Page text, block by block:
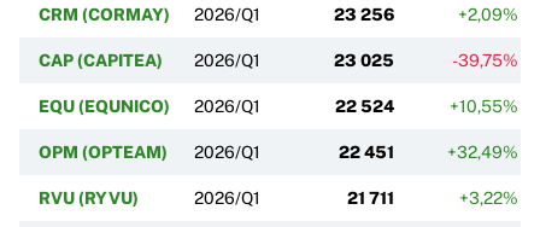
CRM (CORMAY) 2026/Q1 23 256 +2,09%
CAP (CAPITEA) 2026/Q1 23 025 -39,75%
EQU (EQUNICO) 2026/Q1 22 524 +10,55%
OPM (OPTEAM) 2026/Q1 22 451 +32,49%
RVU (RYVU) 2026/Q1 21 711 +3,22%